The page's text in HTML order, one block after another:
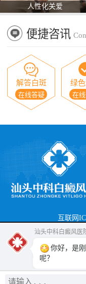
人性化关爱
便捷咨讯
解答白斑
在线答疑
绿
在
互联网
汕头中科白癜风医
你好，是刚
呢？